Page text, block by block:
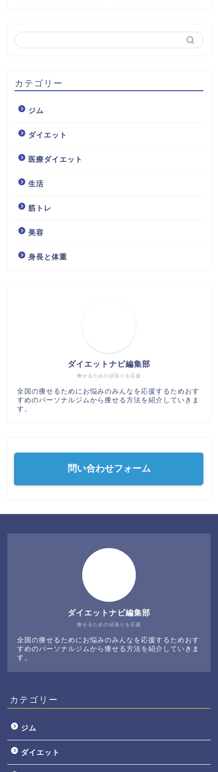
カテゴリー
ジム
ダイエット
医療ダイエット
生活
筋トレ
美容
身長と体重
痩せるための頑張りを応援
ダイエットナビ編集部
全国の痩せるためにお悩みのみんなを応援するためおす
すめのパーソナルジムから痩せる方法を紹介していきま
す。
問い合わせフォーム
痩せるための頑張りを応援
ダイエットナビ編集部
全国の痩せるためにお悩みのみんなを応援するためおす
すめのパーソナルジムから痩せる方法を紹介していきま
す。
カテゴリー
ジム
ダイエット